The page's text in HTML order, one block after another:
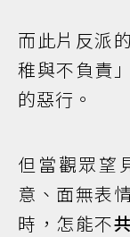
而此片反派
稚與不負責
的惡行。
但當觀眾望
意、面無表
時，怎能不